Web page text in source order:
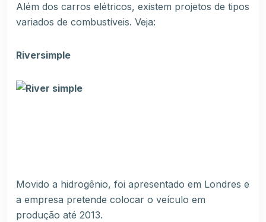
Além dos carros elétricos, existem projetos de tipos
variados de combustíveis. Veja:
Riversimple
Movido a hidrogênio, foi apresentado em Londres e
a empresa pretende colocar o veículo em
produção até 2013.